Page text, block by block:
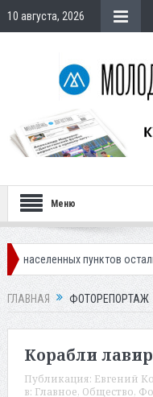
10 августа, 2026
Меню
пунктов остались без
ГЛАВНАЯ ФОТОРЕПОРТАЖ
Корабли
Публикация: Евгений
в: Главное, Общество,